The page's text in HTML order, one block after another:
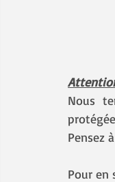
Nous
Pensez
Pour en